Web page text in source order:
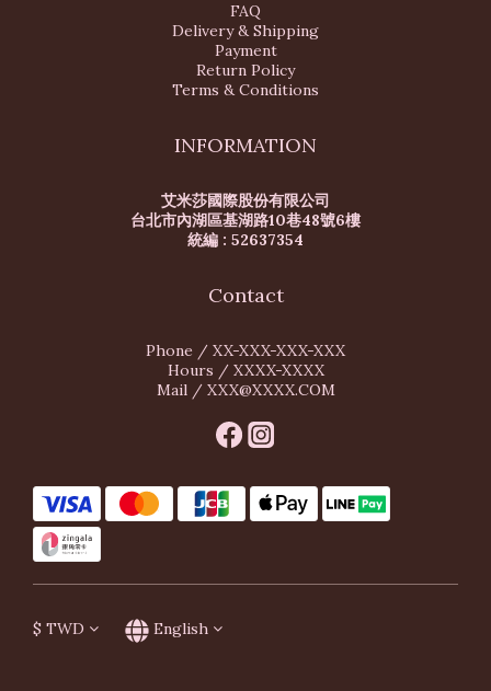
FAQ
Delivery & Shipping
Payment
Return Policy
Terms & Conditions
INFORMATION
艾米莎國際股份有限公司
台北市內湖區基湖路10巷48號6樓
統編 : 52637354
Contact
Phone / XX-XXX-XXX-XXX
Hours / XXXX-XXXX
Mail / XXX@XXXX.COM
$ TWD English